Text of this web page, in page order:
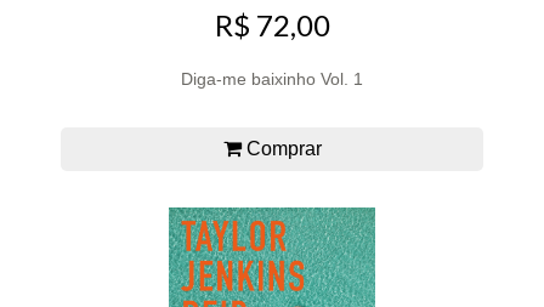
R$ 72,00
Diga-me baixinho Vol. 1
Comprar